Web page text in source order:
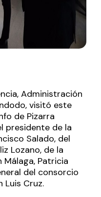
Administración
visitó este
de Pizarra
presidente de la
Salado, del
Lozano, de la
Patricia
del consorcio
Luis Cruz.